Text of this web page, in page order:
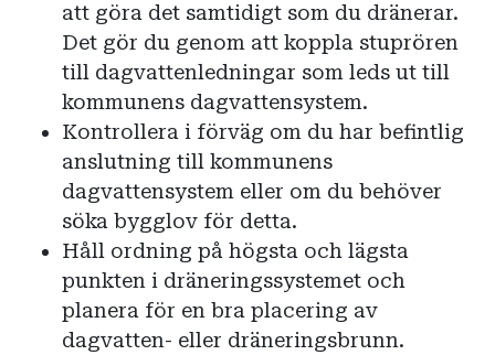
att göra det samtidigt som du dränerar.
Det gör du genom att koppla stuprören
till dagvattenledningar som leds ut till
kommunens dagvattensystem.
Kontrollera i förväg om du har befintlig
anslutning till kommunens
dagvattensystem eller om du behöver
söka bygglov för detta.
Håll ordning på högsta och lägsta
punkten i dräneringssystemet och
planera för en bra placering av
dagvatten- eller dräneringsbrunn.